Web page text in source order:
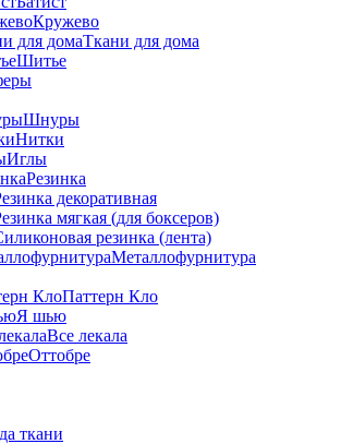
Кружево
Ткани для дома
Шитье
Шнуры
Нитки
Иглы
Резинка
декоративная
мягкая (для боксеров)
резинка (лента)
Металлофурнитура
Паттерн Кло
Я шью
Все лекала
Оттобре
ткани